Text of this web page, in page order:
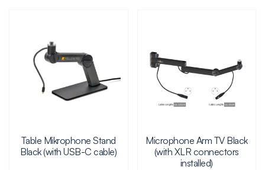
Table Mikrophone Stand
Black (with USB-C cable)
Microphone Arm TV Black
(with XLR connectors
installed)